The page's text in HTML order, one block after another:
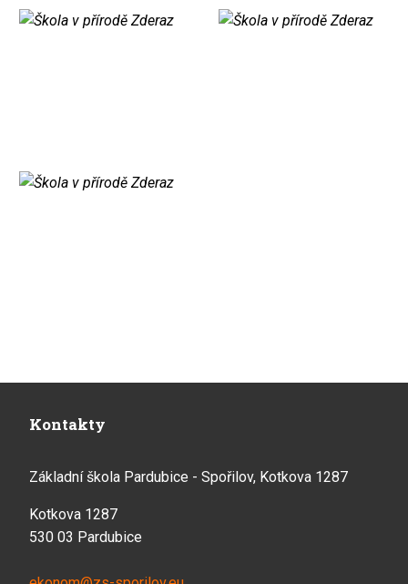
Kontakty
Základní škola Pardubice - Spořilov, Kotkova 1287
Kotkova 1287
530 03 Pardubice